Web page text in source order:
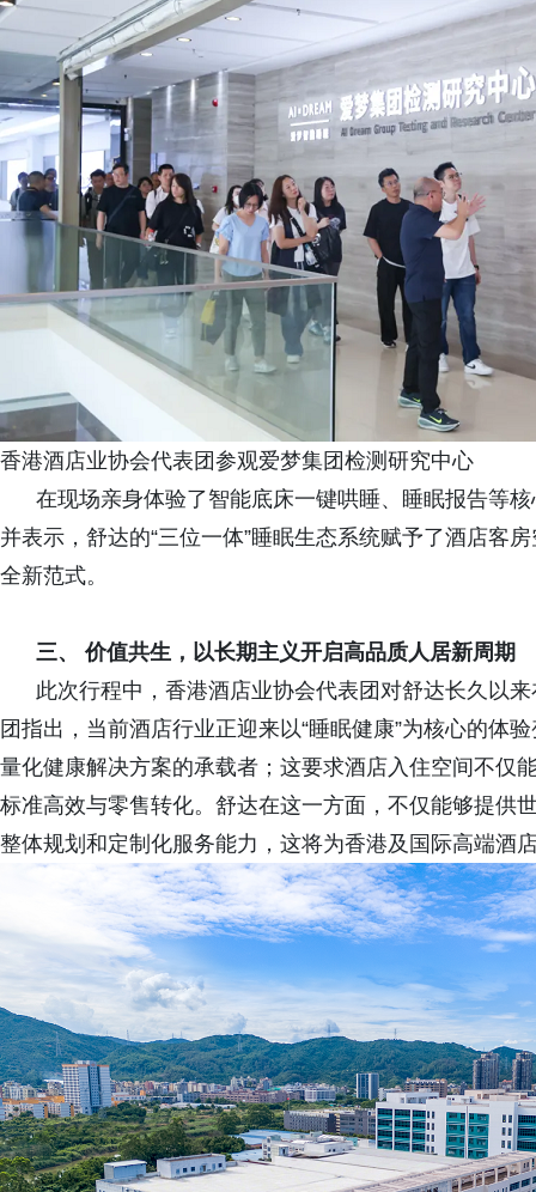
香港酒店业协会代表团参观爱梦集团检测研究中心
在现场亲身体验了智能底床一键哄睡、睡眠报告等核
并表示，舒达的“三位一体”睡眠生态系统赋予了酒店客
全新范式。
三、 价值共生，以长期主义开启高品质人居新周期
此次行程中，香港酒店业协会代表团对舒达长久以来
团指出，当前酒店行业正迎来以“睡眠健康”为核心的体
量化健康解决方案的承载者；这要求酒店入住空间不仅
标准高效与零售转化。舒达在这一方面，不仅能够提供
整体规划和定制化服务能力，这将为香港及国际高端酒